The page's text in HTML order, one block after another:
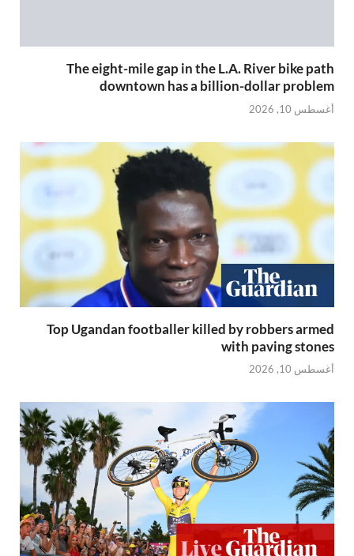
The eight-mile gap in the L.A. River bike path
downtown has a billion-dollar problem
أغسطس 10, 2026
Top Ugandan footballer killed by robbers armed
with paving stones
أغسطس 10, 2026